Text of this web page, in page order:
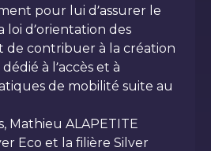
pour lui d’assurer le
loi d’orientation des
de contribuer à la création
à l’accès et à
de mobilité suite au
Mathieu ALAPETITE
Eco et la filière Silver